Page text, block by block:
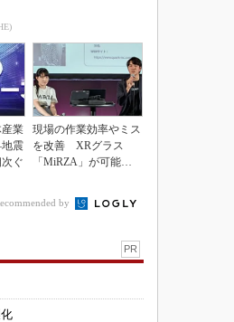
業
震
ぐ
現場の作業効率やミス
を改善 XRグラス
「MiRZA」が可能に
by
PR